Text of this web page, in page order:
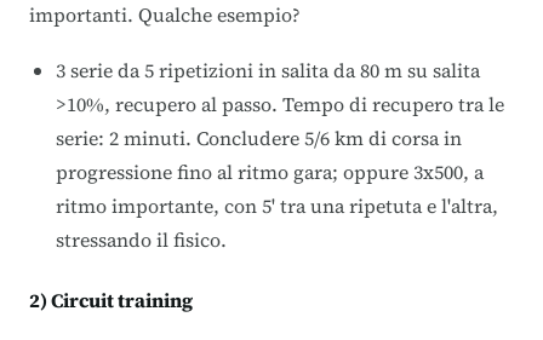
importanti. Qualche esempio?
3 serie da 5 ripetizioni in salita da 80 m su salita
>10%, recupero al passo. Tempo di recupero tra le
serie: 2 minuti. Concludere 5/6 km di corsa in
progressione fino al ritmo gara; oppure 3x500, a
ritmo importante, con 5' tra una ripetuta e l'altra,
stressando il fisico.
2) Circuit training